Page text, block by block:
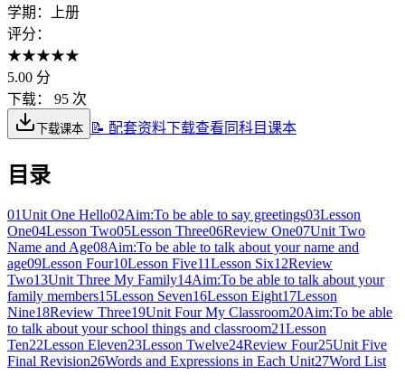
学期：
上册
评分：
★★★★★
5.00 分
下载：
95 次
下载课本 📝 配套资料下载查看同科目课本
目录
01Unit One Hello02Aim:To be able to say greetings03Lesson
One04Lesson Two05Lesson Three06Review One07Unit Two
Name and Age08Aim:To be able to talk about your name and
age09Lesson Four10Lesson Five11Lesson Six12Review
Two13Unit Three My Family14Aim:To be able to talk about your
family members15Lesson Seven16Lesson Eight17Lesson
Nine18Review Three19Unit Four My Classroom20Aim:To be able
to talk about your school things and classroom21Lesson
Ten22Lesson Eleven23Lesson Twelve24Review Four25Unit Five
Final Revision26Words and Expressions in Each Unit27Word List